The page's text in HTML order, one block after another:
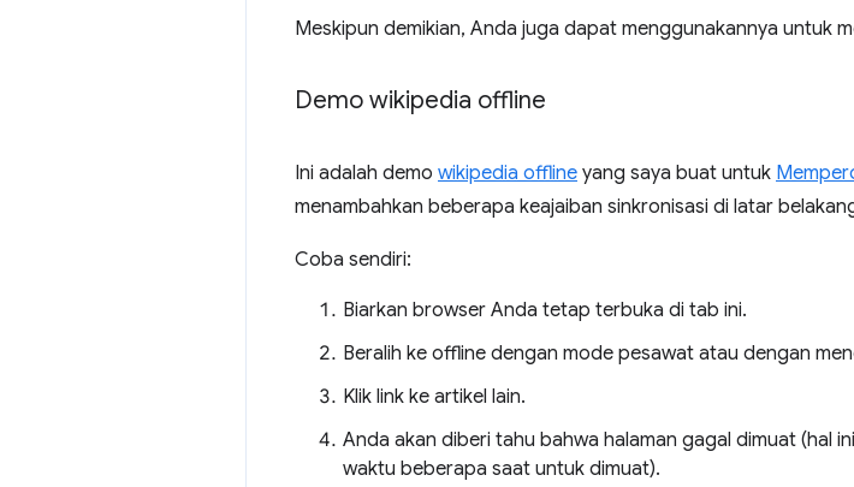
Meskipun demikian, Anda juga dapat menggunakannya untuk
Demo wikipedia offline
Ini adalah demo wikipedia offline yang saya buat untuk
menambahkan beberapa keajaiban sinkronisasi di latar
Coba sendiri:
Biarkan browser Anda tetap terbuka di tab ini.
Beralih ke offline dengan mode pesawat atau dengan
Klik link ke artikel lain.
Anda akan diberi tahu bahwa halaman gagal dimuat (hal
waktu beberapa saat untuk dimuat).